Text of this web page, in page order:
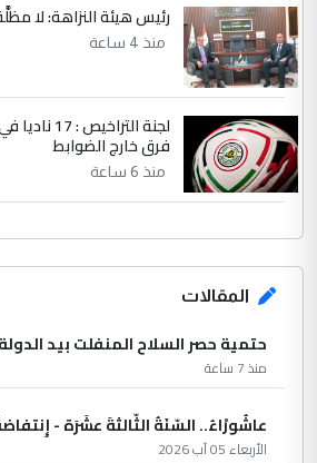
رئيس هيئة النزاهة: لا
منذ 4 ساعة
فرق خارج الضوابط
منذ 6 ساعة
المقالات
حتمية حصر السلاح المنفلت بيد
منذ 7 ساعة
عاشُورْاءُ.. السّنَةُ الثّالثةَ عشَرَة -
الأربعاء 05 آب 2026